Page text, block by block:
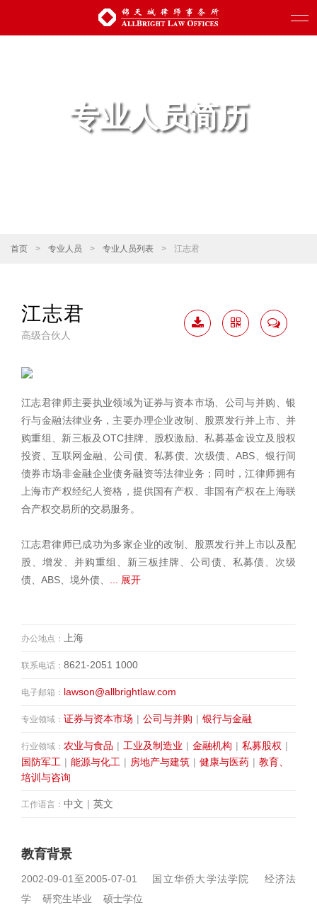
专业人员简历
首页 > 专业人员 > 专业人员列表 > 江志君
江志君
高级合伙人
江志君律师主要执业领域为证券与资本市场、公司与并购、银
行与金融法律业务，主要办理企业改制、股票发行并上市、并
购重组、新三板及OTC挂牌、股权激励、私募基金设立及股权
投资、互联网金融、公司债、私募债、次级债、ABS、银行间
债券市场非金融企业债务融资等法律业务；同时，江律师拥有
上海市产权经纪人资格，提供国有产权、非国有产权在上海联
合产权交易所的交易服务。
江志君律师已成功为多家企业的改制、股票发行并上市以及配
股、增发、并购重组、新三板挂牌、公司债、私募债、次级
债、ABS、境外债、
... 展开
办公地点： 上海
联系电话： 8621-2051 1000
电子邮箱： lawson@allbrightlaw.com
专业领域： 证券与资本市场 | 公司与并购 | 银行与金融
行业领域： 农业与食品 | 工业及制造业 | 金融机构 | 私募股权 |
国防军工 | 能源与化工 | 房地产与建筑 | 健康与医药 | 教育、
培训与咨询
工作语言： 中文 | 英文
教育背景
2002-09-01至2005-07-01 国立华侨大学法学院 经济法
学 研究生毕业 硕士学位